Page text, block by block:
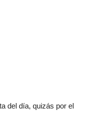
del día, quizás por el